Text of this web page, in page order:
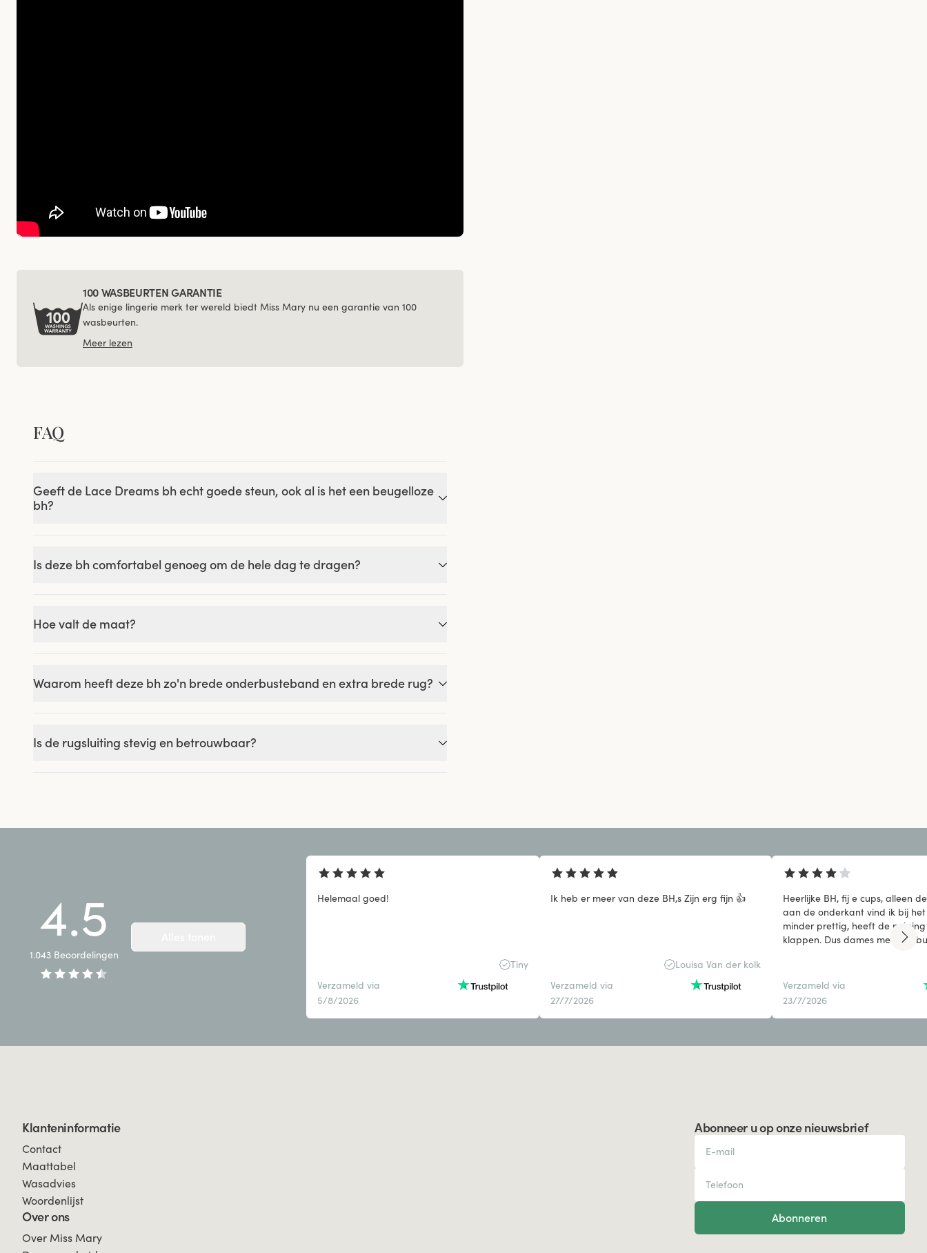
100 WASBEURTEN GARANTIE
Als enige lingerie merk ter wereld biedt Miss Mary nu een garantie van 100
wasbeurten.
Meer lezen
FAQ
Geeft de Lace Dreams bh echt goede steun, ook al is het een beugelloze
bh?
Is deze bh comfortabel genoeg om de hele dag te dragen?
Hoe valt de maat?
Waarom heeft deze bh zo'n brede onderbusteband en extra brede rug?
Is de rugsluiting stevig en betrouwbaar?
4.5
1.043 Beoordelingen
Helemaal goed!
Tiny
Verzameld via
5/8/2026
Ik heb er meer van deze BH,s Zijn erg fijn 👍
Louisa Van der kolk
Verzameld via
27/7/2026
Heerlijke BH, fij e cups, alleen
aan de onderkant vind ik bij
minder prettig, heeft de
klappen. Dus dames met een buikje zou ik dit
Verzameld via
23/7/2026
Abonneer u op onze nieuwsbrief
Abonneren
Klanteninformatie
Contact
Maattabel
Wasadvies
Woordenlijst
Over ons
Over Miss Mary